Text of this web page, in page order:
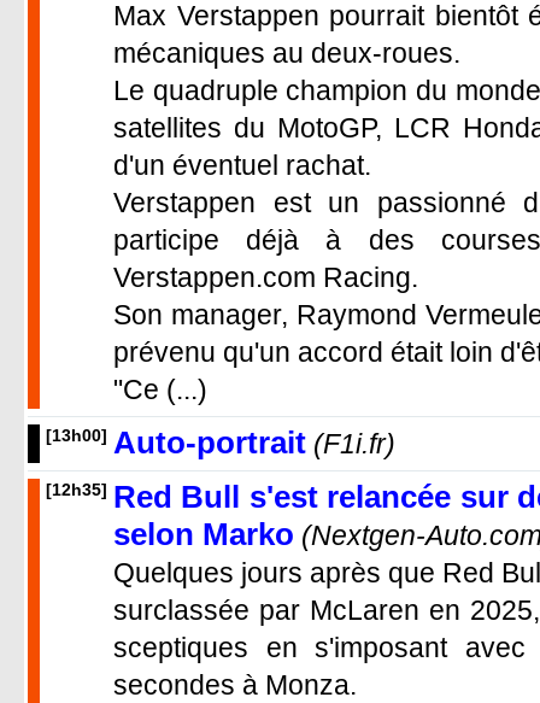
Max Verstappen pourrait bientôt
mécaniques au deux-roues.
Le quadruple champion du
satellites du MotoGP, LCR
d'un éventuel rachat.
Verstappen est un passionné
participe déjà à des
Verstappen.com Racing.
Son manager, Raymond
prévenu qu'un accord était loin
"Ce (...)
[13h00] Auto-portrait (F1i.fr)
[12h35] Red Bull s'est relancée sur
selon Marko (Nextgen-
Quelques jours après que Red
surclassée par McLaren en
sceptiques en s'imposant
secondes à Monza.